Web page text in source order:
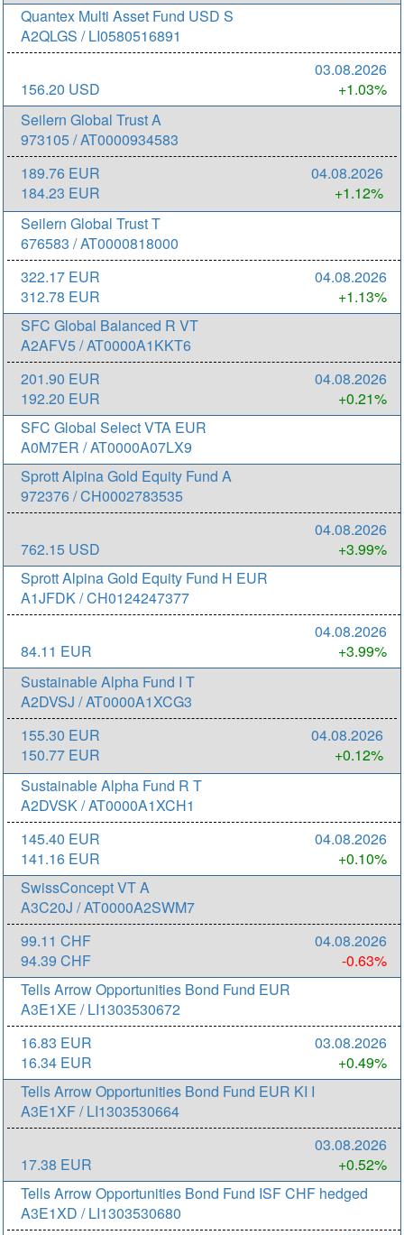
Quantex Multi Asset Fund USD S
A2QLGS / LI0580516891
156.20 USD
03.08.2026
+1.03%
Seilern Global Trust A
973105 / AT0000934583
189.76 EUR
184.23 EUR
04.08.2026
+1.12%
Seilern Global Trust T
676583 / AT0000818000
322.17 EUR
312.78 EUR
04.08.2026
+1.13%
SFC Global Balanced R VT
A2AFV5 / AT0000A1KKT6
201.90 EUR
192.20 EUR
04.08.2026
+0.21%
SFC Global Select VTA EUR
A0M7ER / AT0000A07LX9
Sprott Alpina Gold Equity Fund A
972376 / CH0002783535
762.15 USD
04.08.2026
+3.99%
Sprott Alpina Gold Equity Fund H EUR
A1JFDK / CH0124247377
84.11 EUR
04.08.2026
+3.99%
Sustainable Alpha Fund I T
A2DVSJ / AT0000A1XCG3
155.30 EUR
150.77 EUR
04.08.2026
+0.12%
Sustainable Alpha Fund R T
A2DVSK / AT0000A1XCH1
145.40 EUR
141.16 EUR
04.08.2026
+0.10%
SwissConcept VT A
A3C20J / AT0000A2SWM7
99.11 CHF
94.39 CHF
04.08.2026
-0.63%
Tells Arrow Opportunities Bond Fund EUR
A3E1XE / LI1303530672
16.83 EUR
16.34 EUR
03.08.2026
+0.49%
Tells Arrow Opportunities Bond Fund EUR KI I
A3E1XF / LI1303530664
17.38 EUR
03.08.2026
+0.52%
Tells Arrow Opportunities Bond Fund ISF CHF hedged
A3E1XD / LI1303530680